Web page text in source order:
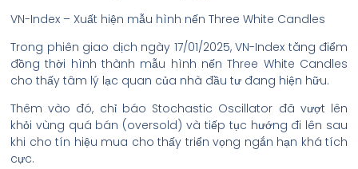
VN-Index – Xuất hiện mẫu hình nến Three White Candles
Trong phiên giao dịch ngày 17/01/2025, VN-Index tăng điểm
đồng thời hình thành mẫu hình nến Three White Candles
cho thấy tâm lý lạc quan của nhà đầu tư đang hiện hữu.
Thêm vào đó, chỉ báo Stochastic Oscillator đã vượt lên
khỏi vùng quá bán (oversold) và tiếp tục hướng đi lên sau
khi cho tín hiệu mua cho thấy triển vọng ngắn hạn khá tích
cực.